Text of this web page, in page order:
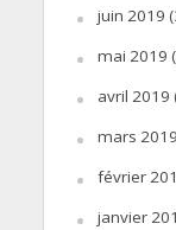
juin 2019
mai 2019
avril 2019
mars 2019
février
janvier